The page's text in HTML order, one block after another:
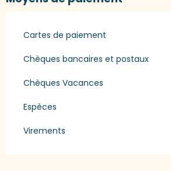
Cartes de paiement
Chèques bancaires et postaux
Chèques Vacances
Espèces
Virements